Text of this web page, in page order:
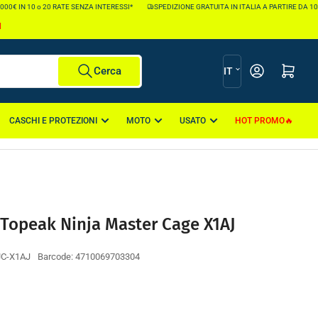
IN 10 o 20 RATE SENZA INTERESSI* SPEDIZIONE GRATUITA IN ITALIA A PARTIRE DA
Cerca
L
i
n
u
IT Apri il mini
CASCHI E PROTEZIONI MOTO USATO HOT PROMO
Ninja Master Cage X1AJ
X1AJ Barcode: 4710069703304